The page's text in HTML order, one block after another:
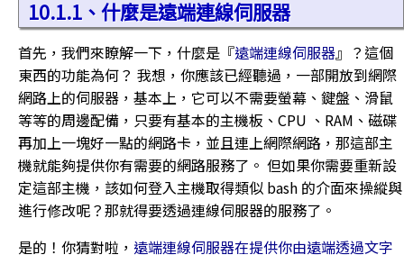
10.1.1、什麼是遠端連線伺服器
首先，我們來瞭解一下，什麼是『遠端連線伺服器』？這個
東西的功能為何？ 我想，你應該已經聽過，一部開放到網際
網路上的伺服器，基本上，它可以不需要螢幕、鍵盤、滑鼠
等等的周邊配備，只要有基本的主機板、CPU 、RAM、磁碟
再加上一塊好一點的網路卡，並且連上網際網路，那這部主
機就能夠提供你有需要的網路服務了。 但如果你需要重新設
定這部主機，該如何登入主機取得類似 bash 的介面來操縱與
進行修改呢？那就得要透過連線伺服器的服務了。
是的！你猜對啦， 遠端連線伺服器在提供你由遠端透過文字